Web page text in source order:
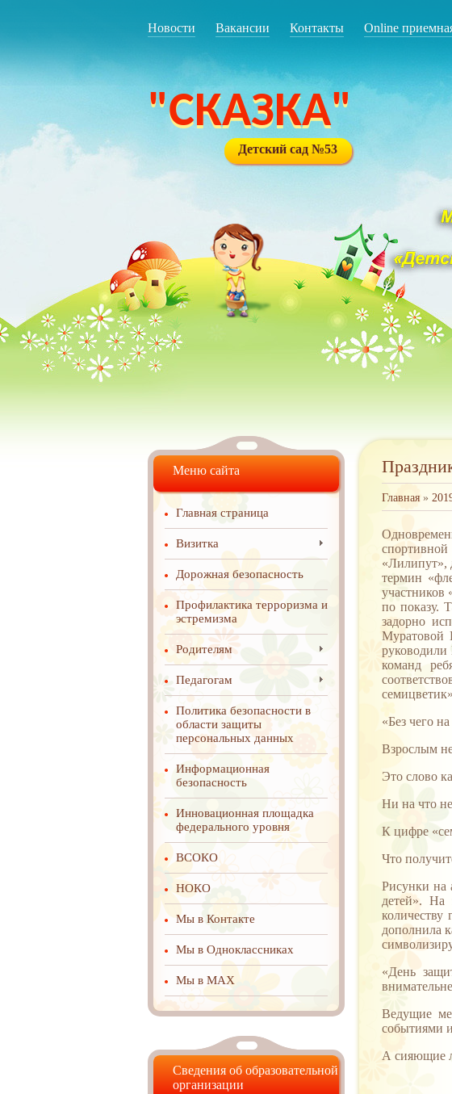
Новости Вакансии Контакты Online
"СКАЗКА"
Детский сад №53
Главная»
«Лилипут»,
термин
участников
по показу.
задорно
Муратовой
команд
«Без чего
Взрослым
Это слово
Ни на что
К цифре
Что
Рисунки на
детей». На
дополнила
«День
Ведущие
событиями
А сияющие
Меню сайта
Главная страница
Визитка
Дорожная безопасность
Профилактика терроризма и
эстремизма
Родителям
Педагогам
Политика безопасности в
области защиты
персональных данных
Информационная
безопасность
Инновационная площадка
федерального уровня
ВСОКО
НОКО
Мы в Контакте
Мы в Одноклассниках
Мы в MAX
Сведения об образовательной
организации